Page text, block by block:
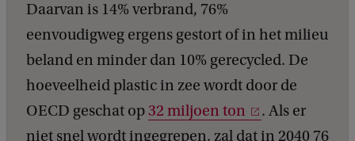
Daarvan is 14% verbrand, 76%
eenvoudigweg ergens gestort of in het milieu
beland en minder dan 10% gerecycled. De
hoeveelheid plastic in zee wordt door de
OECD geschat op32 miljoen ton
. Als er
niet snel wordt ingegrepen, zal dat in 2040 76